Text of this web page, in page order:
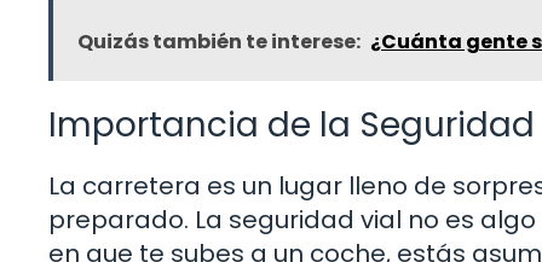
Quizás también te interese: ¿Cuánta gente
Importancia de la
La carretera es un lugar lleno de
preparado. La seguridad vial no es
en que te subes a un coche, estás